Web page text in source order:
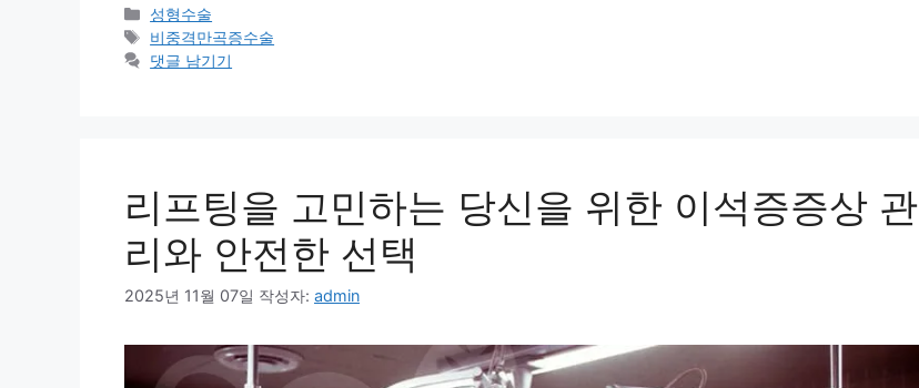
카
테
고
성형수술
태
그
비중격만곡증수술
댓글 남기기
리프팅을 고민하는 당신을 위한 이석증증상 관
리와 안전한 선택
2025년 11월 07일 작성자: admin